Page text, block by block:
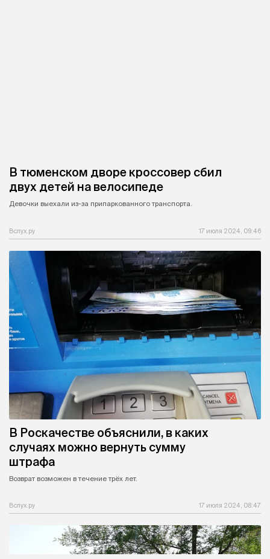
В тюменском дворе кроссовер сбил
двух детей на велосипеде
Девочки выехали из-за припаркованного транспорта.
Вслух.ру 17 июля 2024, 09:46
В Роскачестве объяснили, в каких
случаях можно вернуть сумму
штрафа
Возврат возможен в течение трёх лет.
Вслух.ру 17 июля 2024, 08:47